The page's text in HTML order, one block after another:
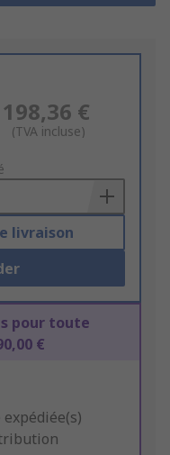
198,36 €
(TVA incluse)
livraison
pour toute
€